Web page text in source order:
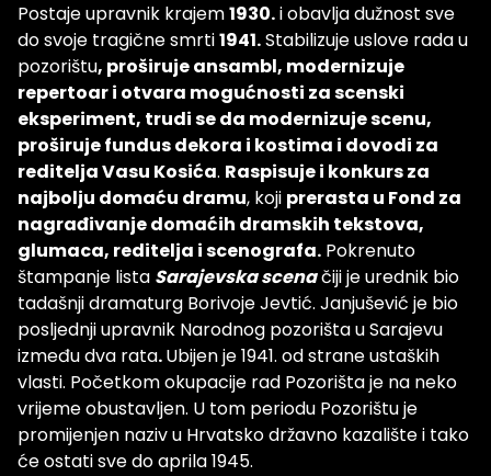
Postaje upravnik krajem1930.i obavlja dužnost sve
do svoje tragične smrti1941.Stabilizuje uslove rada u
pozorištu, proširuje ansambl, modernizuje
repertoar i otvara mogućnosti za scenski
eksperiment, trudi se da modernizuje scenu,
proširuje fundus dekora i kostima i dovodi za
reditelja Vasu Kosića. Raspisuje i konkurs za
najbolju domaću dramu, koji prerasta u Fond za
nagrađivanje domaćih dramskih tekstova,
glumaca, reditelja i scenografa. Pokrenuto
štampanje lista Sarajevska scenačiji je urednik bio
tadašnji dramaturg Borivoje Jevtić. Janjušević je bio
posljednji upravnik Narodnog pozorišta u Sarajevu
između dva rata.Ubijen je 1941. od strane ustaških
vlasti. Početkom okupacije rad Pozorišta je na neko
vrijeme obustavljen. U tom periodu Pozorištu je
promijenjen naziv u Hrvatsko državno kazalište i tako
će ostati sve do aprila 1945.